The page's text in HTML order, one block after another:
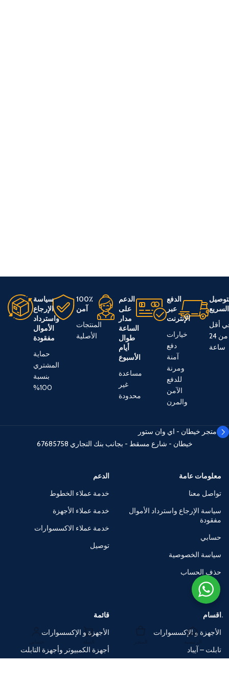
السريع
أقل
من 24
ساعة
الدفع
عبر
الإنترنت
خيارات
دفع
آمنة
ومرنة
للدفع
الآمن
والمرن
الدعم
على
مدار
الساعة
طوال
أيام
الأسبوع
مساعدة
غير
محدودة
100٪
آمن
المنتجات
الأصلية
سياسة
الإرجاع
واسترداد
الأموال
مفقودة
حماية
المشتري
بنسبة
100%
متجر خيطان - اي وان ستور
خيطان - شارع مسقط - بجانب بنك التجاري 67685758
معلومات عامة
تواصل معنا
سياسة الإرجاع واسترداد الأموال
مفقودة
حسابي
سياسة الخصوصية
حذف الحساب
الدعم
خدمة عملاء الخطوط
خدمة عملاء الأجهزة
خدمة عملاء الاكسسوارات
توصيل
اقسام
الأجهزة و الإكسسوارات
تابلت – آيباد
قائمة
الأجهزة و الإكسسوارات
أجهزة الكمبيوتر وأجهزة التابلت